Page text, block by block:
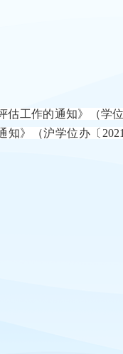
估工作的通知》（学
知》（沪学位办〔 2021